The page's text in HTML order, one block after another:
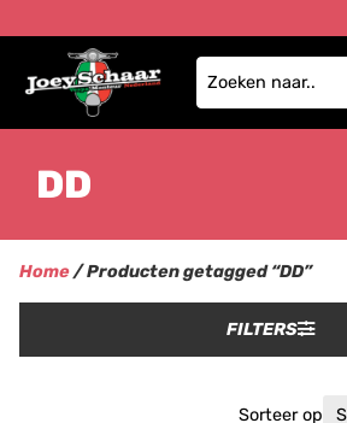
DD
Home/ Producten getagged “DD”
FILTERS
Sorteer op